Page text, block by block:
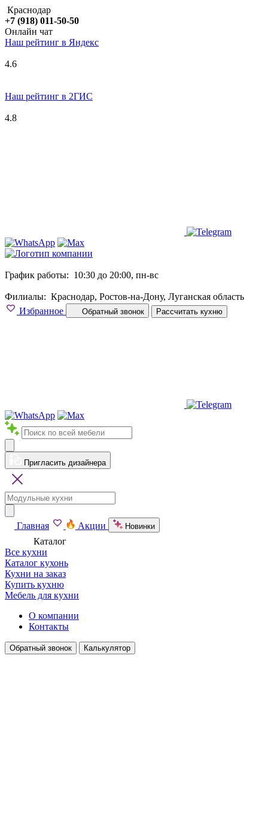
Краснодар
+7 (918) 011-50-50
Онлайн чат
Наш рейтинг в Яндекс
4.6
Наш рейтинг в 2ГИС
4.8
График работы: 10:30 до 20:00, пн-вс
Филиалы: Краснодар, Ростов-на-Дону, Луганская область
Избранное
Обратный звонок Рассчитать кухню
Пригласить дизайнера
Главная Акции Новинки
Каталог
Все кухни
Каталог кухонь
Кухни на заказ
Купить кухню
Мебель для кухни
О компании
Контакты
Обратный звонок Калькулятор